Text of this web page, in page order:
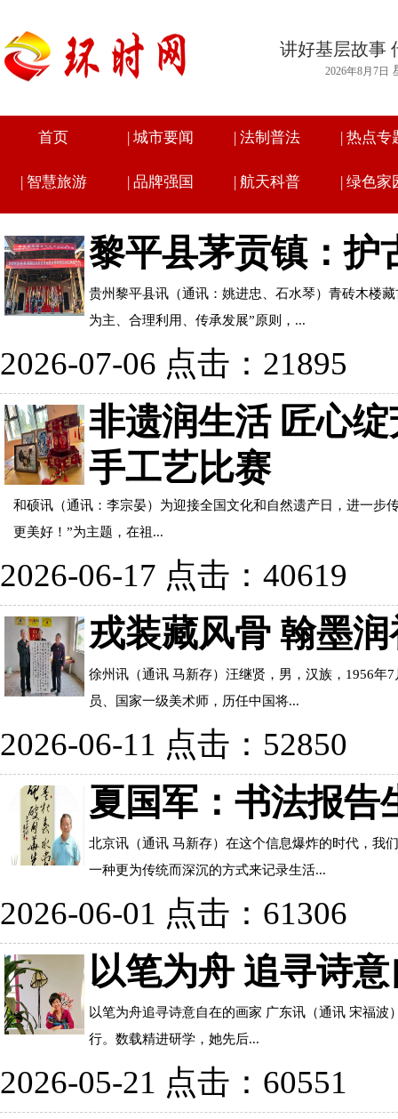
讲好基层故事
2026年8月7日
首页 | 城市要闻 | 法制普法 | 热点专
| 智慧旅游 | 品牌强国 | 航天科普 | 绿色家
黎平县茅贡镇：护
贵州黎平县讯（通讯：姚进忠、石水琴）青砖木楼
为主、合理利用、传承发展”原则，...
2026-07-06 点击：21895
非遗润生活 匠心
手工艺比赛
和硕讯（通讯：李宗晏）为迎接全国文化和自然遗产日，进一步
更美好！”为主题，在祖...
2026-06-17 点击：40619
戎装藏风骨 翰墨
徐州讯（通讯 马新存）汪继贤，男，汉族，1956年
员、国家一级美术师，历任中国将...
2026-06-11 点击：52850
夏国军：书法报告
北京讯（通讯 马新存）在这个信息爆炸的时代，我
一种更为传统而深沉的方式来记录生活...
2026-06-01 点击：61306
以笔为舟 追寻诗
以笔为舟追寻诗意自在的画家 广东讯（通讯 宋福
行。数载精进研学，她先后...
2026-05-21 点击：60551